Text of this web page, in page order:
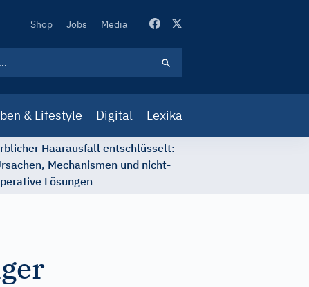
Secondary
Shop Jobs Media
& Lifestyle Digital Lexika
Haarausfall entschlüsselt:
Mechanismen und nicht-
Lösungen